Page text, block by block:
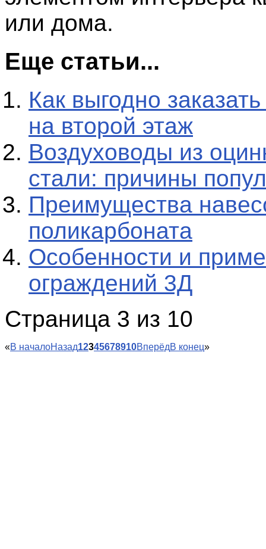
или дома.
Еще статьи...
Как выгодно
на второй этаж
Воздуховоды из
стали: причины
Преимущества
поликарбоната
Особенности и
ограждений 3Д
Страница 3 из 10
«В началоНазад12345678910ВперёдВ конец»